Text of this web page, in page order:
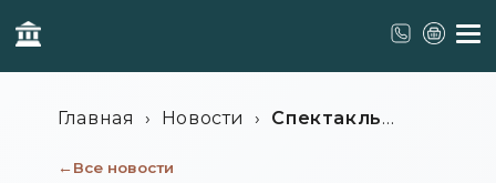
Главная › Новости › Спектакль
Москвы: История любви и долга на
Все новости